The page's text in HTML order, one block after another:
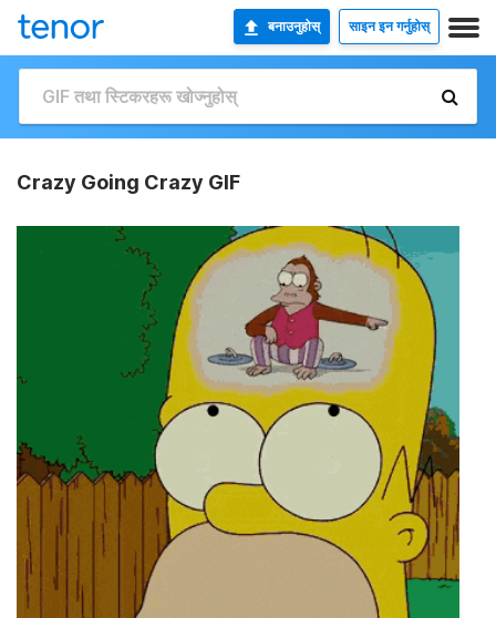
बनाउनुहोस् साइन इन गर्नुहोस्
Crazy Going Crazy GIF